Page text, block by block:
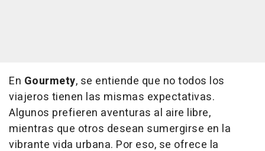
En Gourmety, se entiende que no todos los
viajeros tienen las mismas expectativas.
Algunos prefieren aventuras al aire libre,
mientras que otros desean sumergirse en la
vibrante vida urbana. Por eso, se ofrece la